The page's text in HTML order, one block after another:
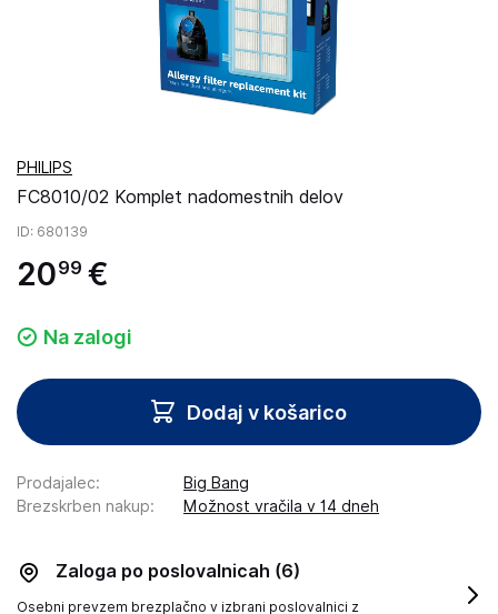
PHILIPS
FC8010/02 Komplet nadomestnih delov
ID: 680139
2099 €
Na zalogi
Dodaj v košarico
Prodajalec:
Big Bang
Brezskrben nakup: Možnost vračila v 14 dneh
Zaloga po poslovalnicah (6)
Osebni prevzem brezplačno v izbrani poslovalnici z